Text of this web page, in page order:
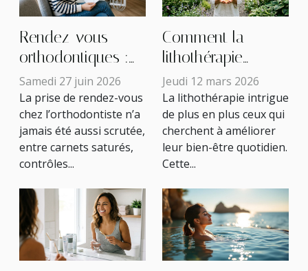
Rendez-vous
orthodontiques :
pourquoi
l’anticipation fait
toute la différence
Samedi 27 juin 2026
La prise de rendez-vous
chez l’orthodontiste n’a
jamais été aussi scrutée,
entre carnets saturés,
contrôles...
Comment la
lithothérapie
influence-t-elle
notre bien-être
quotidien ?
Jeudi 12 mars 2026
La lithothérapie intrigue
de plus en plus ceux qui
cherchent à améliorer
leur bien-être quotidien.
Cette...